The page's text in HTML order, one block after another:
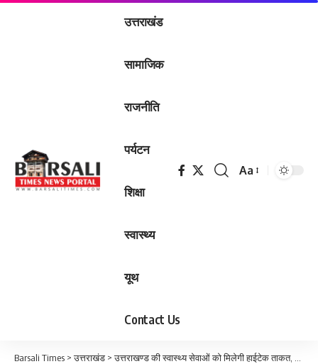
उत्तराखंड
सामाजिक
राजनीति
पर्यटन
शिक्षा
स्वास्थ्य
यूथ
Contact Us
Font
Aa
Barsali Times >उत्तराखंड >उत्तराखण्ड की स्वास्थ्य सेवाओं को मिलेगी हाईटेक ताकत, केंद्र से मिलेंगे अत्याधुनिक चिकित्सा उपकरण